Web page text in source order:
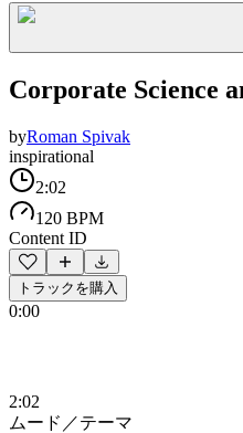
Corporate Science
byRoman Spivak
inspirational
2:02
120 BPM
Content ID
トラックを購入
0:00
2:02
ムード／テーマ